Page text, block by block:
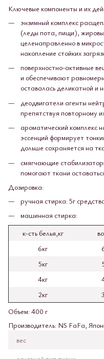
Ключевые компоненты и их
энзимный комплекс
(леды пота, пищи),
целенаправленно в
накопление стойких
поверхностно-активные
и обеспечивают
оставалась деликатной и
деодвигатели агенты
препятствуя повторному
ароматический комплекс
эссенций формирует
дольше сохраняется на
смягчающие
помогают ткани
Дозировка:
ручная стирка: 5г
машинная стирка:
к-сть белья,кг
6кг
5кг
4кг
2кг
Объем: 400 г
Производитель: NS FaFa,
вес